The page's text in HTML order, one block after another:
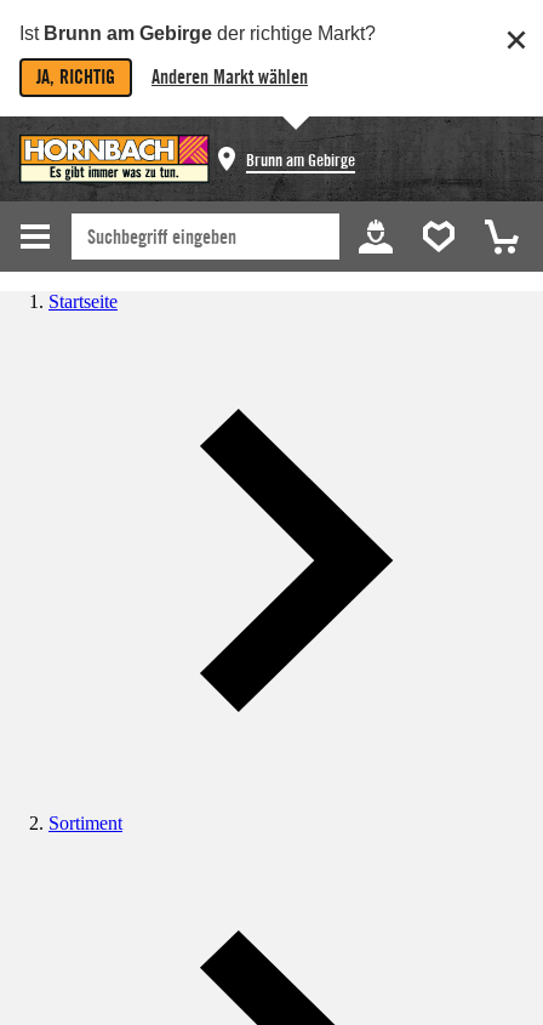
Ist Brunn am Gebirge der richtige Markt?
JA, RICHTIG Anderen Markt wählen
Brunn am Gebirge
Startseite
Sortiment